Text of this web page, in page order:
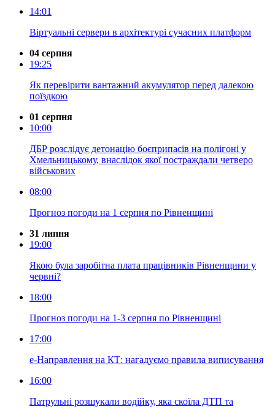
14:01
Віртуальні сервери в архітектурі сучасних платформ
04 серпня
19:25
Як перевірити вантажний акумулятор перед далекою
поїздкою
01 серпня
10:00
ДБР розслідує детонацію боєприпасів на полігоні у
Хмельницькому, внаслідок якої постраждали четверо
військових
08:00
Прогноз погоди на 1 серпня по Рівненщині
31 липня
19:00
Якою була заробітна плата працівників Рівненщини у
червні?
18:00
Прогноз погоди на 1-3 серпня по Рівненщині
17:00
е-Направлення на КТ: нагадуємо правила виписування
16:00
Патрульні розшукали водійку, яка скоїла ДТП та